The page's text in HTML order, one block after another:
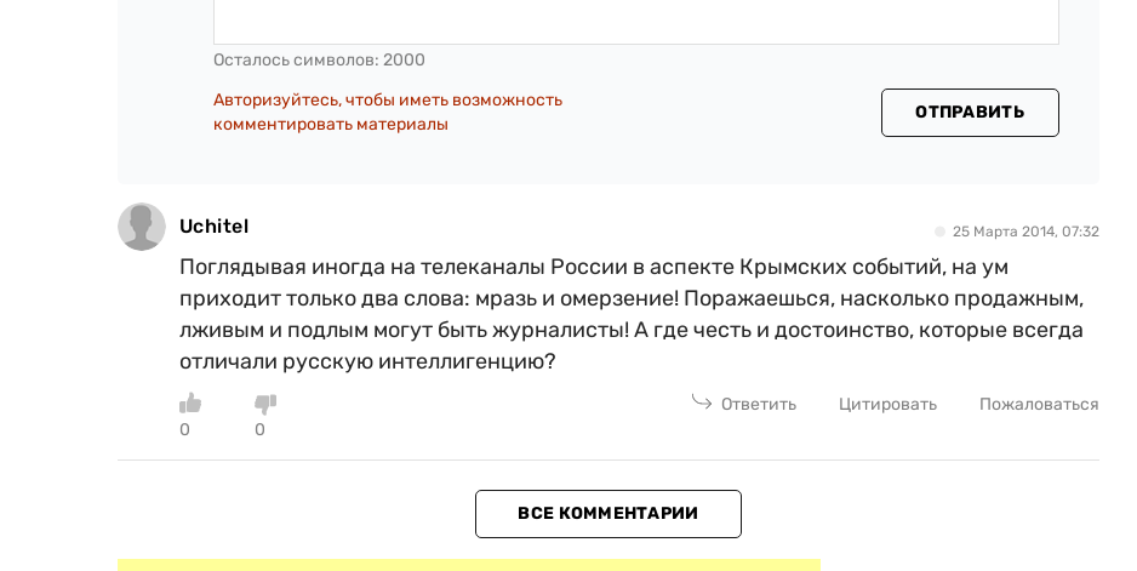
Осталось символов: 2000
Авторизуйтесь, чтобы иметь возможность
комментировать материалы
ОТПРАВИТЬ
Uchitel 25 Марта 2014, 07:32
Поглядывая иногда на телеканалы России в аспекте Крымских событий, на ум
приходит только два слова: мразь и омерзение! Поражаешься, насколько продажным,
лживым и подлым могут быть журналисты! А где честь и достоинство, которые всегда
отличали русскую интеллигенцию?
0 0
Ответить Цитировать Пожаловаться
ВСЕ КОММЕНТАРИИ